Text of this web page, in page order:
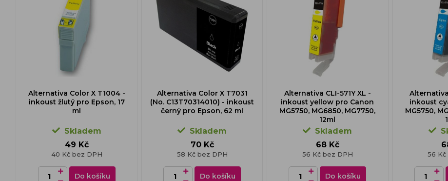
Alternativa Color X T1004 -
inkoust žlutý pro Epson, 17
ml
Skladem
49 Kč
40 Kč bez DPH
Do košíku
Alternativa Color X T7031
(No. C13T70314010) - inkoust
černý pro Epson, 62 ml
Skladem
70 Kč
58 Kč bez DPH
Do košíku
Alternativa CLI-571Y XL -
inkoust yellow pro Canon
MG5750, MG6850, MG7750,
12ml
Skladem
68 Kč
56 Kč bez DPH
Do košíku
Alternativa
inkoust
MG5750,
56 Kč